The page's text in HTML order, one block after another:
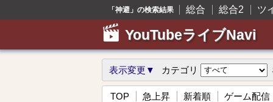
「神避」の検索結果 総合 総合2 ツ
YouTubeライブNavi
表示変更▼ カテゴリ
TOP 急上昇 新着順 ゲーム配信